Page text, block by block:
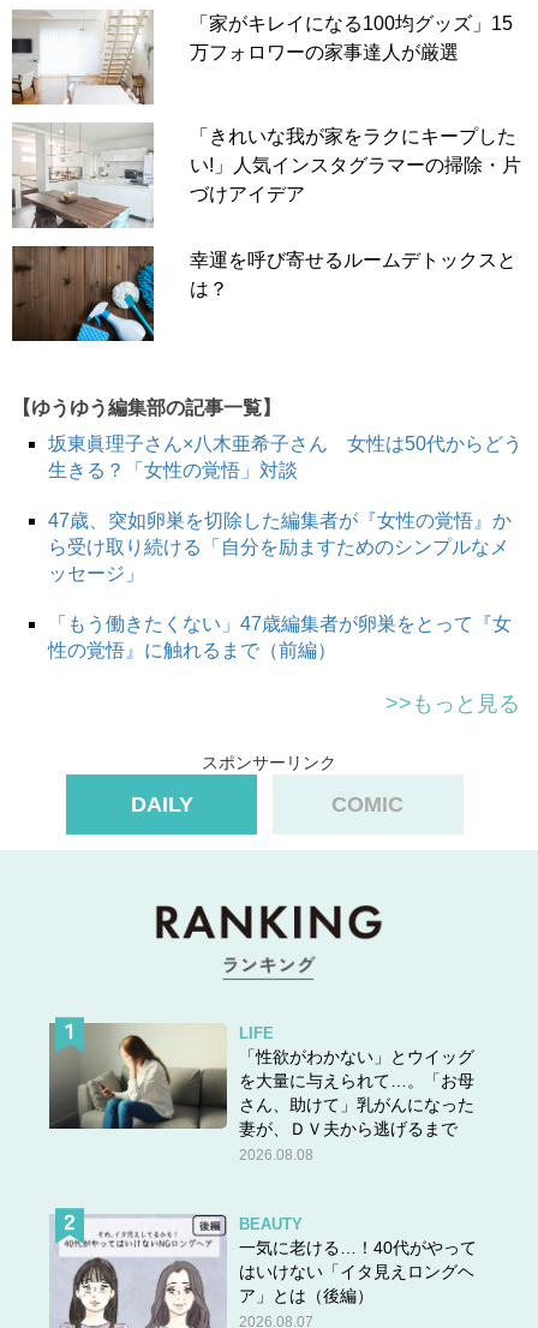
「家がキレイになる100均グッズ」15
万フォロワーの家事達人が厳選
「きれいな我が家をラクにキープした
い!」人気インスタグラマーの掃除・片
づけアイデア
幸運を呼び寄せるルームデトックスと
は？
【ゆうゆう編集部の記事一覧】
坂東眞理子さん×八木亜希子さん 女性は50代からどう
生きる？「女性の覚悟」対談
47歳、突如卵巣を切除した編集者が『女性の覚悟』か
ら受け取り続ける「自分を励ますためのシンプルなメ
ッセージ」
「もう働きたくない」47歳編集者が卵巣をとって『女
性の覚悟』に触れるまで（前編）
>>もっと見る
スポンサーリンク
DAILY COMIC
LIFE
「性欲がわかない」とウイッグ
を大量に与えられて…。「お母
さん、助けて」乳がんになった
妻が、ＤＶ夫から逃げるまで
2026.08.08
BEAUTY
一気に老ける…！40代がやって
はいけない「イタ見えロングヘ
ア」とは（後編）
2026.08.07